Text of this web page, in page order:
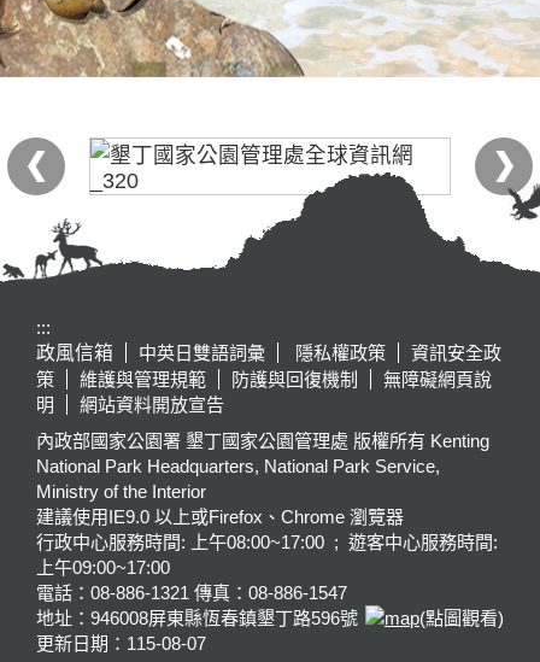
:::
政風信箱
中英日雙語詞彙 隱私權政策
資訊安全政
策
維護與管理規範 防護與回復機制
無障礙網頁說
明
網站資料開放宣告
內政部國家公園署 墾丁國家公園管理處 版權所有 Kenting
National Park Headquarters, National Park Service,
Ministry of the Interior
建議使用IE9.0 以上或Firefox、Chrome 瀏覽器
行政中心服務時間: 上午08:00~17:00 ; 遊客中心服務時間:
上午09:00~17:00
電話：08-886-1321 傳真：08-886-1547
地址：946008屏東縣恆春鎮墾丁路596號
(點圖觀看)
更新日期： 115-08-07